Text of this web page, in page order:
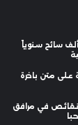
تستقبل أزيد من 100 ألف سائح سنوياً
على متن باخرة
نقائص في مرافق